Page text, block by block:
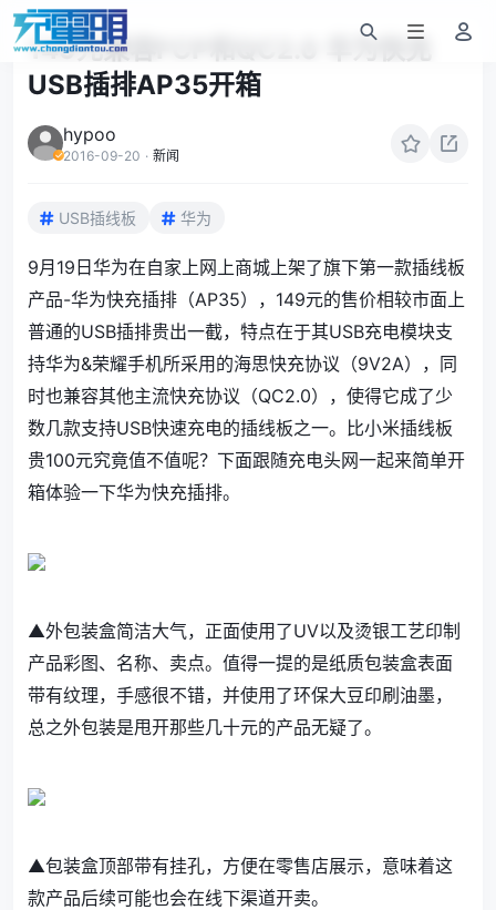
149元兼容FCP和QC2.0 华为快充
USB插排AP35开箱
hypoo
2016-09-20 · 新闻
USB插线板 华为
9月19日 华为在自家上网上商城上架了旗下第一款插线板
产品-华为快充插排（AP35），149元的售价相较市面上
普通的USB插排贵出一截，特点在于其USB充电模块支
持华为&荣耀手机所采用的海思快充协议（9V2A），同
时也兼容其他主流快充协议（QC2.0），使得它成了少
数几款支持USB快速充电的插线板之一。比小米插线板
贵100元究竟值不值呢？下面跟随充电头网一起来简单开
箱体验一下华为快充插排。
▲外包装盒简洁大气，正面使用了UV以及烫银工艺印制
产品彩图、名称、卖点。值得一提的是纸质包装盒表面
带有纹理，手感很不错，并使用了环保大豆印刷油墨，
总之外包装是甩开那些几十元的产品无疑了。
▲包装盒顶部带有挂孔，方便在零售店展示，意味着这
款产品后续可能也会在线下渠道开卖。